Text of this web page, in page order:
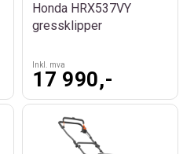
Honda HRX537VY
gressklipper
Inkl. mva
17 990,-